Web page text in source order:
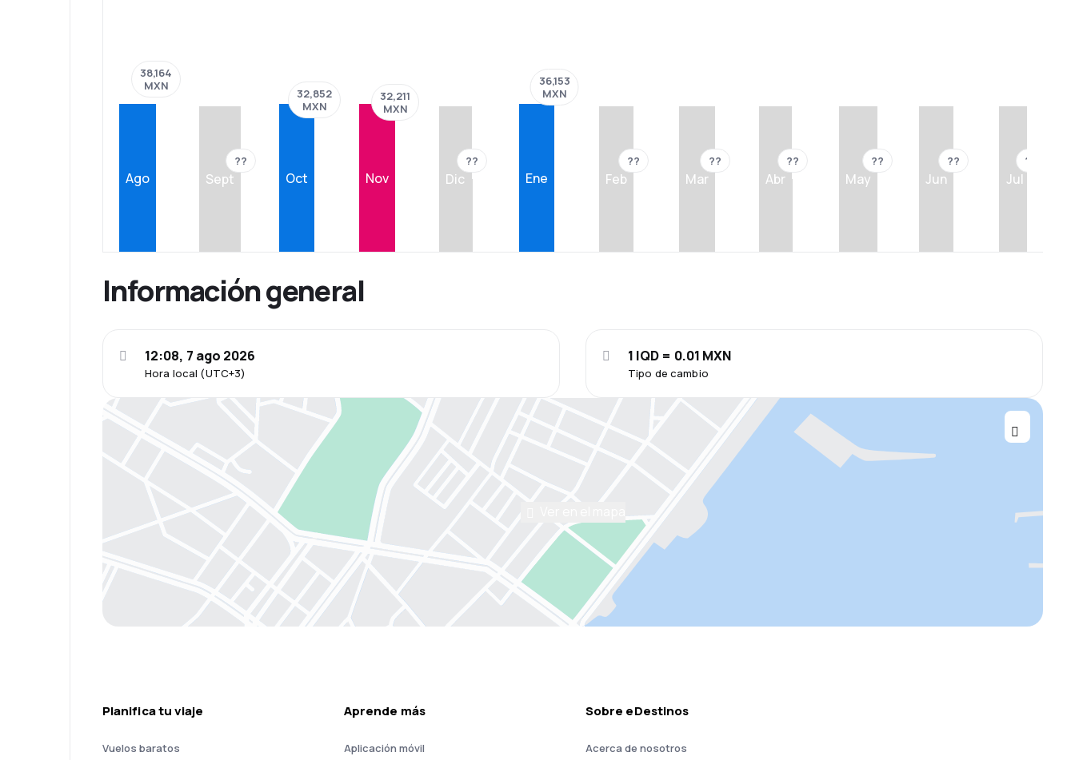
Ago
38,164
MXN
Sept
??
Oct
32,852
MXN
Nov
32,211
MXN
Dic
??
Ene
36,153
MXN
Feb
??
Mar
??
Abr
??
May
??
Jun
??
Jul
??
Información general
Hora local (UTC+3)
12:08, 7 ago 2026
Tipo de cambio
1 IQD = 0.01 MXN
Planifica tu viaje
Vuelos baratos
Aprende más
Aplicación móvil
Sobre eDestinos
Acerca de nosotros